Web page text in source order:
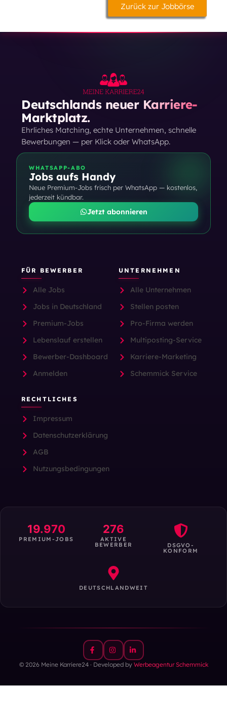
Zurück zur Jobbörse
Deutschlands neuer Karriere-
Marktplatz.
Ehrliches Matching, echte Unternehmen, schnelle
Bewerbungen — per Klick oder WhatsApp.
WHATSAPP-ABO
Jobs aufs Handy
Neue Premium-Jobs frisch per WhatsApp — kostenlos,
jederzeit kündbar.
Jetzt abonnieren
FÜR BEWERBER
Alle Jobs
Jobs in Deutschland
Premium-Jobs
Lebenslauf erstellen
Bewerber-Dashboard
Anmelden
UNTERNEHMEN
Alle Unternehmen
Stellen posten
Pro-Firma werden
Multiposting-Service
Karriere-Marketing
Schemmick Service
RECHTLICHES
Impressum
Datenschutzerklärung
AGB
Nutzungsbedingungen
19.970
PREMIUM-JOBS
276
AKTIVE
BEWERBER DSGVO-
KONFORM
DEUTSCHLANDWEIT
© 2026 Meine Karriere24 · Developed by Werbeagentur Schemmick